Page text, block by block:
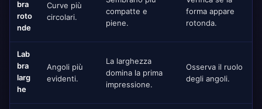
bra
roto
nde
Curve più
circolari.
compatte e
piene.
forma appare
rotonda.
Lab
bra
larg
he
Angoli più
evidenti.
La larghezza
domina la prima
impressione.
Osserva il ruolo
degli angoli.